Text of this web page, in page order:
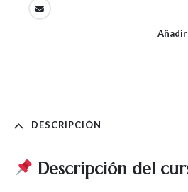
Añadir
DESCRIPCIÓN
Descripción del